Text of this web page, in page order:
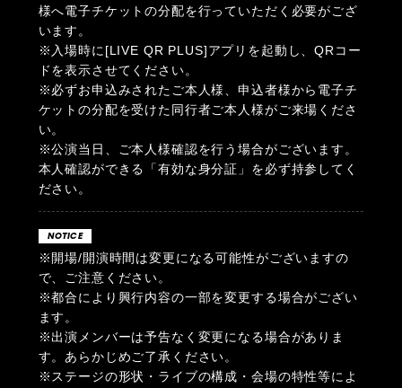
様へ電子チケットの分配を行っていただく必要がござ
います。
※入場時に[LIVE QR PLUS]アプリを起動し、QRコー
ドを表示させてください。
※必ずお申込みされたご本人様、申込者様から電子チ
ケットの分配を受けた同行者ご本人様がご来場くださ
い。
※公演当日、ご本人様確認を行う場合がございます。
本人確認ができる「有効な身分証」を必ず持参してく
ださい。
NOTICE
※開場/開演時間は変更になる可能性がございますの
で、ご注意ください。
※都合により興行内容の一部を変更する場合がござい
ます。
※出演メンバーは予告なく変更になる場合がありま
す。あらかじめご了承ください。
※ステージの形状・ライブの構成・会場の特性等によ